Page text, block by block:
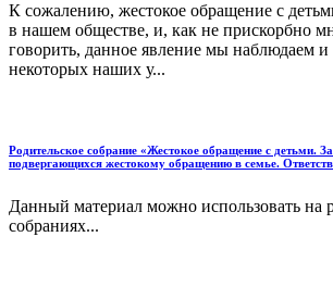
К сожалению, жестокое обращение с
в нашем обществе, и, как не прискорбно
говорить, данное явление мы наблюдаем
некоторых наших у...
Родительское собрание «Жестокое обращение с детьми.
подвергающихся жестокому обращению в семье.
Данный материал можно использовать на
собраниях...